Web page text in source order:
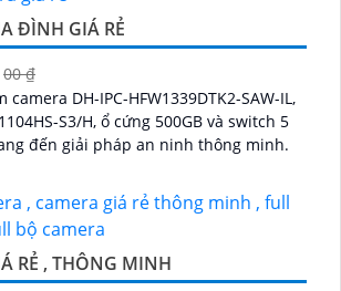
ĐÌNH GIÁ RẺ
00 ₫
DH-IPC-HFW1339DTK2-SAW-IL,
S3/H, ổ cứng 500GB và switch 5
đến giải pháp an ninh thông minh.
RẺ , THÔNG MINH